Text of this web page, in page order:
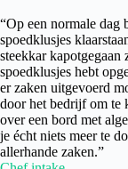
“Op een normale dag
spoedklusjes
steekkar
spoedklusjes hebt
er zaken uitgevoerd
door het bedrijf om te
over een bord met
je écht niets meer te
allerhande zaken.”